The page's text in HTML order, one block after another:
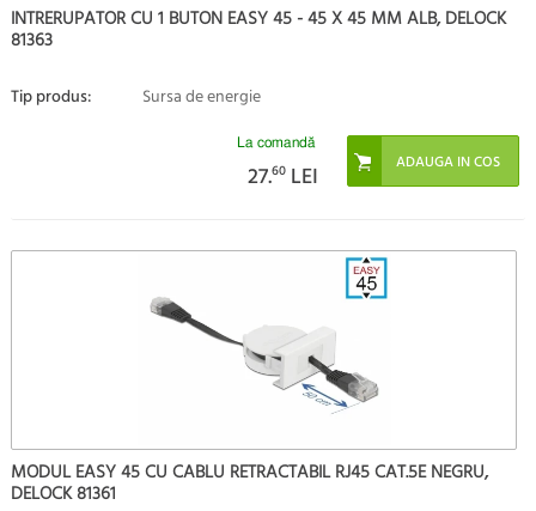
INTRERUPATOR CU 1 BUTON EASY 45 - 45 X 45 MM ALB, DELOCK
81363
Tip produs: Sursa de energie
La comandă
27.60 LEI
MODUL EASY 45 CU CABLU RETRACTABIL RJ45 CAT.5E NEGRU,
DELOCK 81361